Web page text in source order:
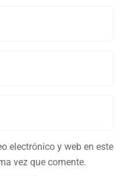
electrónico y web en este
vez que comente.